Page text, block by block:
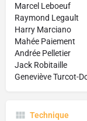
Marcel Leboeuf
Raymond Legault
Harry Marciano
Mahée Paiement
Andrée Pelletier
Jack Robitaille
Geneviève Turcot-
Technique